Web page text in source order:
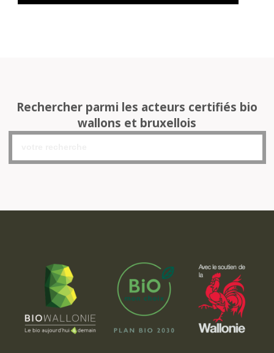
Rechercher parmi les acteurs certifiés bio
wallons et bruxellois